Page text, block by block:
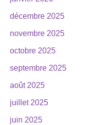
décembre 2025
novembre 2025
octobre 2025
septembre 2025
août 2025
juillet 2025
juin 2025